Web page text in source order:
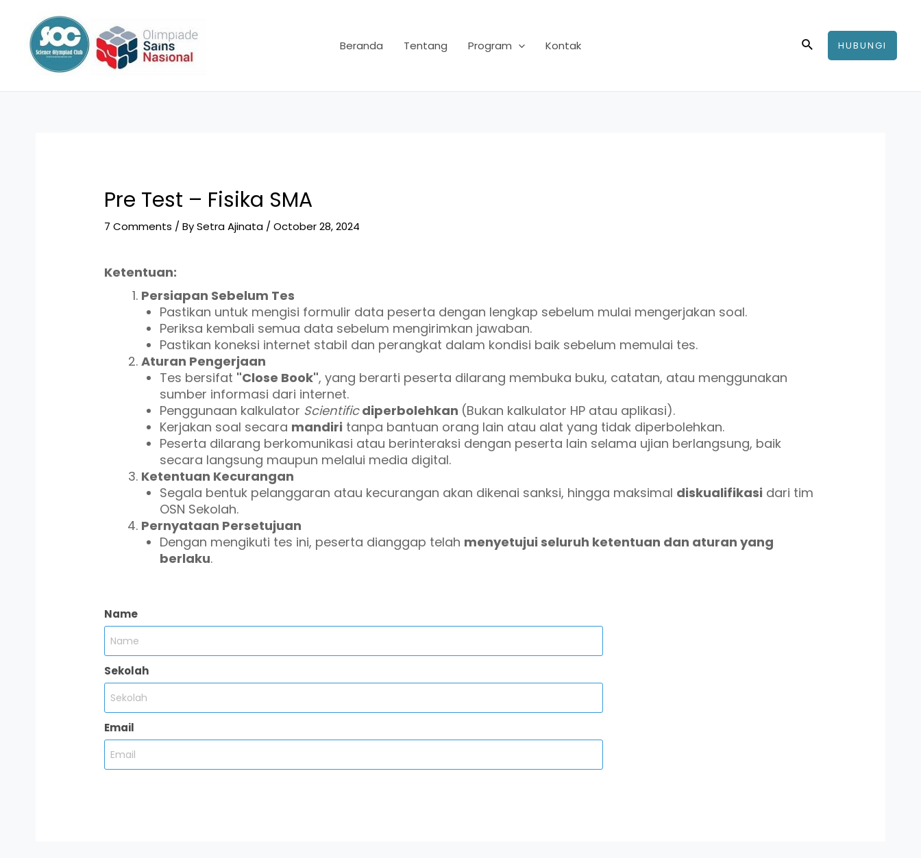
content
Beranda Tentang Program Kontak SearchHUBUNGI
Pre Test – Fisika SMA
7 Comments / BySetra Ajinata /October 28, 2024
Ketentuan:
Persiapan Sebelum Tes
Pastikan untuk mengisi formulir data peserta dengan lengkap sebelum mulai mengerjakan soal.
Periksa kembali semua data sebelum mengirimkan jawaban.
Pastikan koneksi internet stabil dan perangkat dalam kondisi baik sebelum memulai tes.
Aturan Pengerjaan
Tes bersifat "Close Book", yang berarti peserta dilarang membuka buku, catatan, atau menggunakan
sumber informasi dari internet.
Penggunaan kalkulator Scientificdiperbolehkan (Bukan kalkulator HP atau aplikasi).
Kerjakan soal secara mandiri tanpa bantuan orang lain atau alat yang tidak diperbolehkan.
Peserta dilarang berkomunikasi atau berinteraksi dengan peserta lain selama ujian berlangsung, baik
secara langsung maupun melalui media digital.
Ketentuan Kecurangan
Segala bentuk pelanggaran atau kecurangan akan dikenai sanksi, hingga maksimal diskualifikasi dari tim
OSN Sekolah.
Pernyataan Persetujuan
Dengan mengikuti tes ini, peserta dianggap telah menyetujui seluruh ketentuan dan aturan yang
berlaku.
Name
Sekolah
Email
navigation